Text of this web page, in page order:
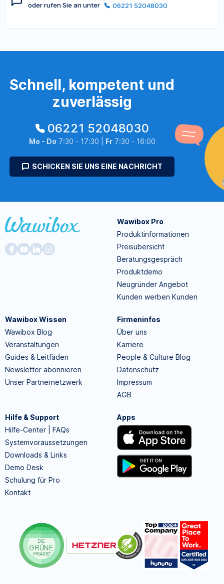
oder rufen Sie an unter
06221 52048030
Schnell, kompetent und
zuverlässig
06221 52048030
Mo - Do 7:30 - 17:30 | Fr7:30 - 16:00
SCHICKEN SIE UNS EINE NACHRICHT
Wawibox Pro
Produktinformationen
Preisübersicht
Beratungsgespräch
Produktdemo
Neugründer Angebot
Kunden werben Kunden
Wawibox Wissen
Wawibox Blog
Veranstaltungen
Guides & Leitfäden
Newsletter abonnieren
Unser Partnernetzwerk
Firmeninfos
Über uns
Karriere
People & Culture Blog
Datenschutz
Impressum
AGB
Hilfe & Support
Hilfe-Center | FAQs
Systemvoraussetzungen
Downloads & Links
Demo Desk
Schulung für Pro
Kontakt
Apps